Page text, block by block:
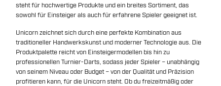
steht für hochwertige Produkte und ein breites Sortiment, das
sowohl für Einsteiger als auch für erfahrene Spieler geeignet ist.
Unicorn zeichnet sich durch eine perfekte Kombination aus
traditioneller Handwerkskunst und moderner Technologie aus. Die
Produktpalette reicht von Einsteigermodellen bis hin zu
professionellen Turnier-Darts, sodass jeder Spieler – unabhängig
von seinem Niveau oder Budget – von der Qualität und Präzision
profitieren kann, für die Unicorn steht. Ob du freizeitmäßig oder